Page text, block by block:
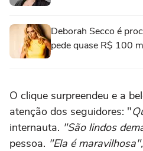
Deborah Secco é
pede quase R$ 100
O clique surpreendeu e a
atenção dos seguidores: "
internauta. "São lindos
pessoa. "Ela é maravilhosa",